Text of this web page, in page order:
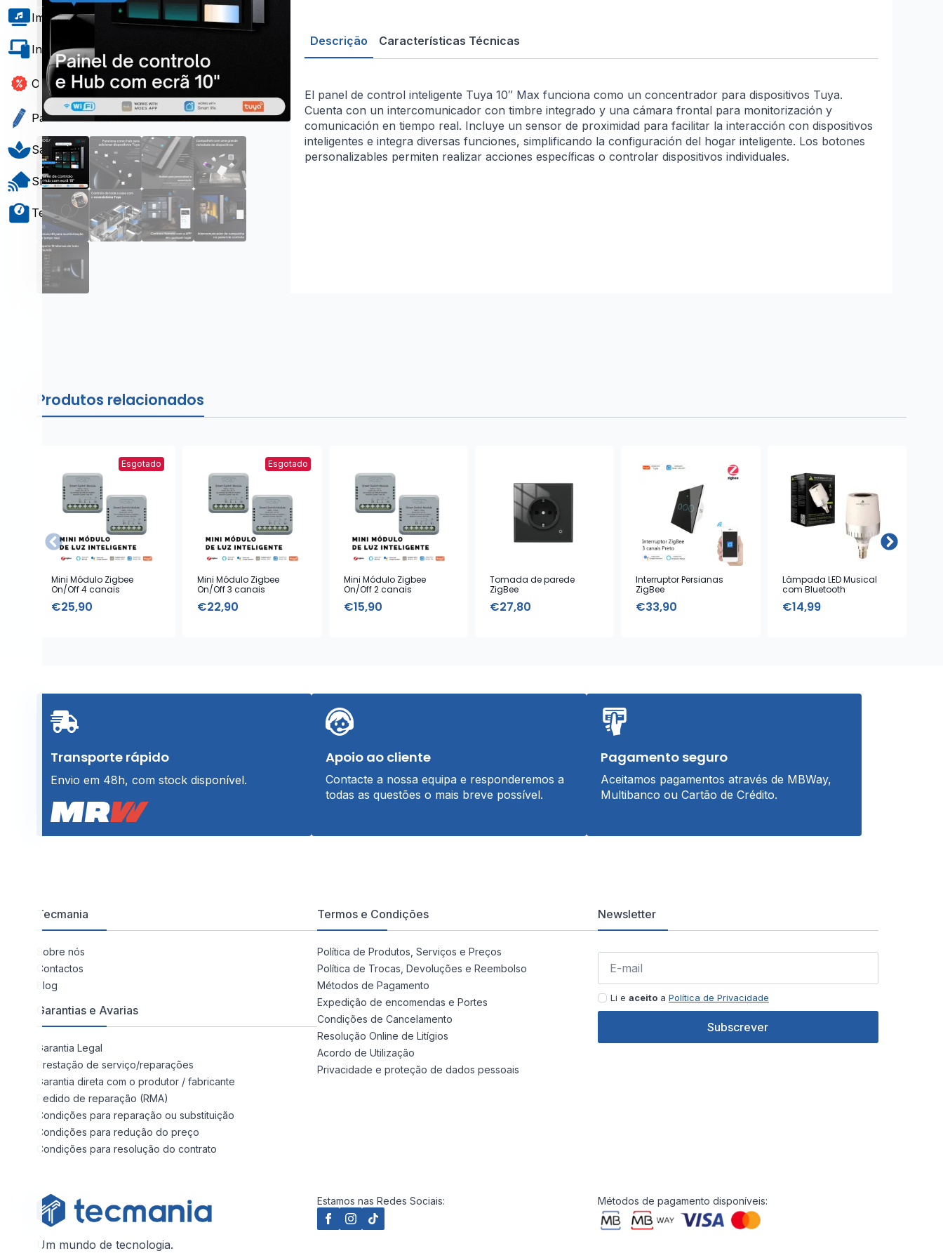
Imagem e Som
Outlet
Papelaria e Gift
Saúde e Bem-Estar
Smart Home
Descrição Características Técnicas
El panel de control inteligente Tuya 10″ Max funciona como un concentrador para dispositivos Tuya.
Cuenta con un intercomunicador con timbre integrado y una cámara frontal para monitorización y
comunicación en tiempo real. Incluye un sensor de proximidad para facilitar la interacción con dispositivos
inteligentes e integra diversas funciones, simplificando la configuración del hogar inteligente. Los botones
personalizables permiten realizar acciones específicas o controlar dispositivos individuales.
Produtos relacionados
Esgotado
Mini Módulo Zigbee
On/Off 4 canais
€25,90
Esgotado
Mini Módulo Zigbee
On/Off 3 canais
€22,90
Mini Módulo Zigbee
On/Off 2 canais
€15,90
Tomada de parede
ZigBee
€27,80
Interruptor Persianas
ZigBee
€33,90
Lâmpada LED Musical
com Bluetooth
€14,99
Transporte rápido
Envio em 48h, com stock disponível.
Apoio ao cliente
Contacte a nossa equipa e responderemos a
todas as questões o mais breve possível.
Pagamento seguro
Aceitamos pagamentos através de MBWay,
Multibanco ou Cartão de Crédito.
Tecmania
Sobre nós
Contactos
Blog
Garantias e Avarias
Garantia Legal
Prestação de serviço/reparações
Garantia direta com o produtor / fabricante
Pedido de reparação (RMA)
Condições para reparação ou substituição
Condições para redução do preço
Condições para resolução do contrato
Termos e Condições
Política de Produtos, Serviços e Preços
Política de Trocas, Devoluções e Reembolso
Métodos de Pagamento
Expedição de encomendas e Portes
Condições de Cancelamento
Resolução Online de Litígios
Acordo de Utilização
Privacidade e proteção de dados pessoais
Newsletter
Li e aceitoa Política de Privacidade
Subscrever
Um mundo de tecnologia.
Estamos nas Redes Sociais: Métodos de pagamento disponíveis: